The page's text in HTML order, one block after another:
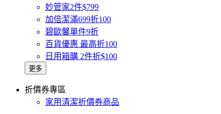
妙管家2件$799
加倍潔滿699折100
碧歐馨單件9折
百貨優惠 最高折100
日用箱購 2件折$100
更多
折價券專區
家用清潔折價券商品